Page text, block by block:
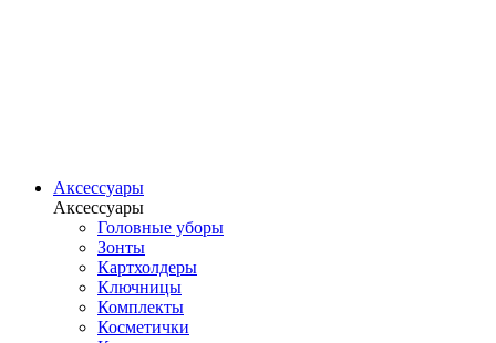
Аксессуары
Аксессуары
Головные уборы
Зонты
Картхолдеры
Ключницы
Комплекты
Косметички